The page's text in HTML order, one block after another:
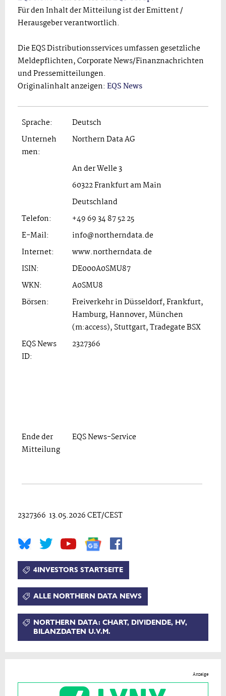
Für den Inhalt der Mitteilung ist der Emittent /
Herausgeber verantwortlich.
Die EQS Distributionsservices umfassen gesetzliche
Meldepflichten, Corporate News/Finanznachrichten
und Pressemitteilungen.
Originalinhalt anzeigen: EQS News
Sprache:
Deutsch
Unterneh
men:
Northern Data AG
An der Welle 3
60322 Frankfurt am Main
Deutschland
Telefon:
+49 69 34 87 52 25
E-Mail:
info@northerndata.de
Internet:
www.northerndata.de
ISIN:
DE000A0SMU87
WKN:
A0SMU8
Börsen:
Freiverkehr in Düsseldorf, Frankfurt,
Hamburg, Hannover, München
(m:access), Stuttgart, Tradegate BSX
EQS News
ID:
2327366
Ende der
Mitteilung
EQS News-Service
2327366 13.05.2026 CET/CEST
4INVESTORS STARTSEITE
ALLE NORTHERN DATA NEWS
NORTHERN DATA: CHART, DIVIDENDE, HV,
BILANZDATEN U.V.M.
Anzeige